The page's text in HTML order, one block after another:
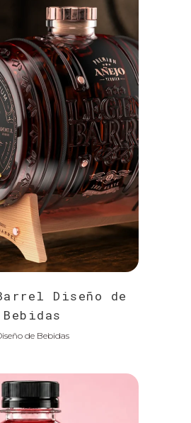
Diseño de
Bebidas
de Bebidas